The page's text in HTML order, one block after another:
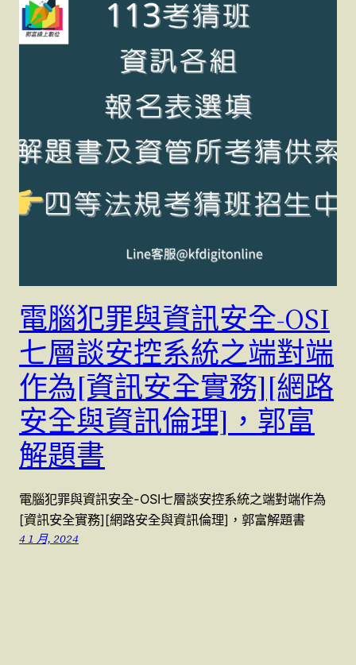
電腦犯罪與資訊安全-OSI
七層談安控系統之端對端
作為[資訊安全實務][網路
安全與資訊倫理]，郭富
解題書
電腦犯罪與資訊安全-OSI七層談安控系統之端對端作為
[資訊安全實務][網路安全與資訊倫理]，郭富解題書
4 1 月, 2024